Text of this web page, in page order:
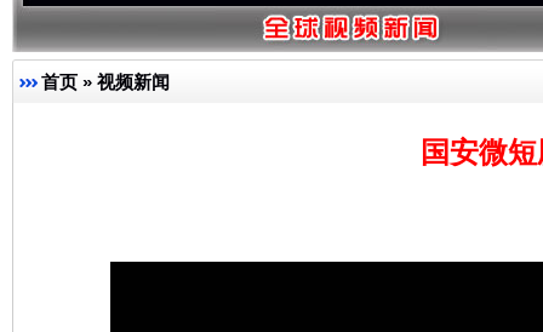
首页 » 视频新闻
国安微